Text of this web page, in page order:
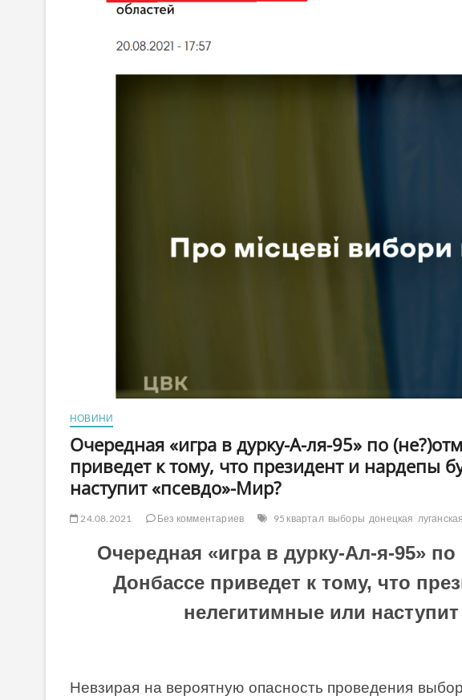
НОВИНИ
Очередная «игра в дурку-А-ля-95» по
приведет к тому, что президент и нардепы
наступит «псевдо»-Мир?
24.08.2021 Без комментариев 95 квартал выборы донецкая луганская
Очередная «игра в дурку-Ал-я-95»
Донбассе приведет к тому, что
нелегитимные или
Невзирая на вероятную опасность проведения